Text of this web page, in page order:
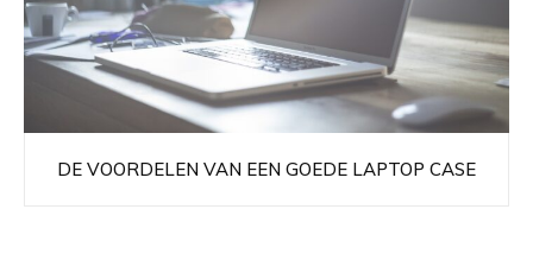
DE VOORDELEN VAN EEN GOEDE LAPTOP CASE